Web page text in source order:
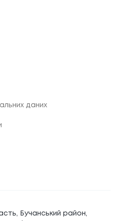
даних
Бучанський район,